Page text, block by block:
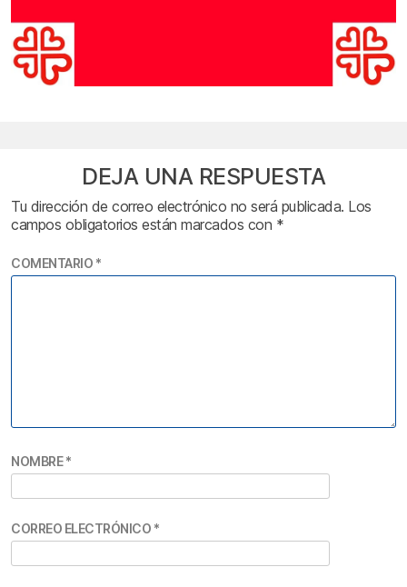
DEJA UNA RESPUESTA
Tu dirección de correo electrónico no será publicada. Los
campos obligatorios están marcados con *
COMENTARIO *
NOMBRE*
CORREO ELECTRÓNICO *